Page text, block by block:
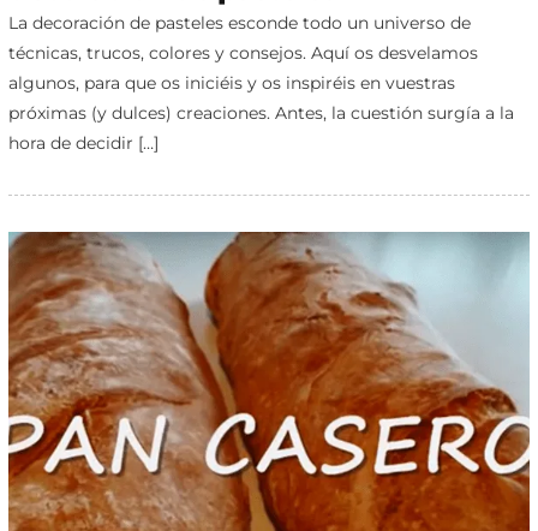
La decoración de pasteles esconde todo un universo de
técnicas, trucos, colores y consejos. Aquí os desvelamos
algunos, para que os iniciéis y os inspiréis en vuestras
próximas (y dulces) creaciones. Antes, la cuestión surgía a la
hora de decidir […]